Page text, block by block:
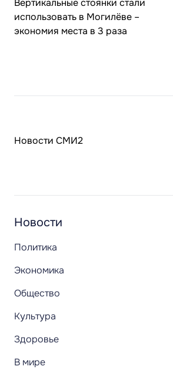
Новости СМИ2
Новости
Политика
Экономика
Общество
Культура
Здоровье
В мире